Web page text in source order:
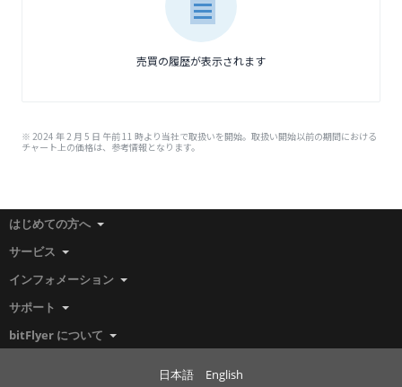
売買の履歴が表示されます
※ 2024 年 2 月 5 日 午前 11 時より当社で取扱いを開始。取扱い開始以前の期間における
チャート上の価格は、参考情報となります。
はじめての方へ
サービス
インフォメーション
サポート
bitFlyer について
日本語 English